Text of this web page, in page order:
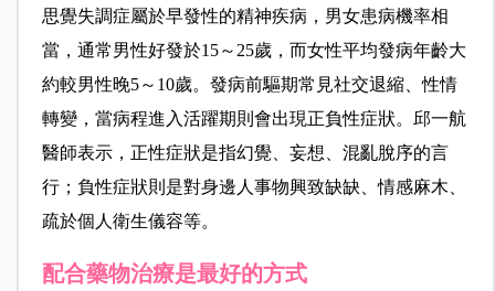
思覺失調症屬於早發性的精神疾病，男女患病機率相
當，通常男性好發於15～25歲，而女性平均發病年齡大
約較男性晚5～10歲。發病前驅期常見社交退縮、性情
轉變，當病程進入活躍期則會出現正負性症狀。邱一航
醫師表示，正性症狀是指幻覺、妄想、混亂脫序的言
行；負性症狀則是對身邊人事物興致缺缺、情感麻木、
疏於個人衛生儀容等。
配合藥物治療是最好的方式